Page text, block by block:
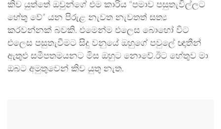
කිව යුත්තේ ඔවුන්ගේ එම කාරිය “පමාව පසුතැවිල්ලට
හේතු වේ” යන පිරුළ නැවත නැවතත් සත්‍ය
කරවන්නක් බවකි. එමෙන්ම එලෙස බොහෝ විට
එලෙස පසුතැවීමට සිදු වනුයේ ඔහුගේ පවුලේ ඥාතීන්
ඇතුළු සමීපතමයනට මිස ඔහුට නොවේ.ඊට හේතුව මා
ඔබට අමුතුවෙන් කිව යුතු නැත.